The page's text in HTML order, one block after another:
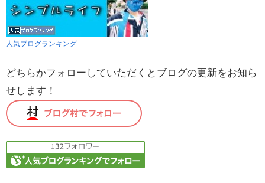
人気ブログランキング
どちらかフォローしていただくとブログの更新をお知ら
せします！